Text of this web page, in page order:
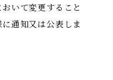
いて変更すること
通知又は公表しま